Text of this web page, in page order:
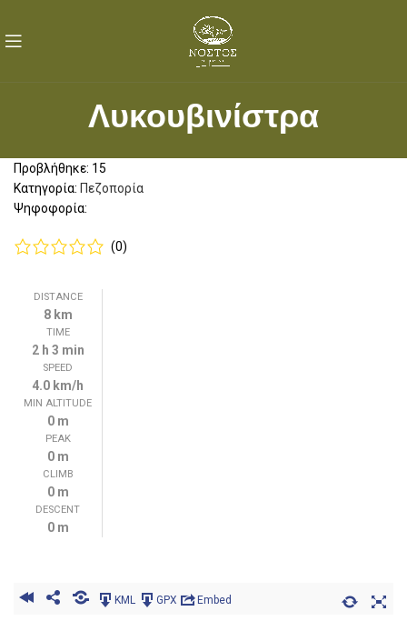
Λυκουβινίστρα
Προβλήθηκε: 15
Κατηγορία: Πεζοπορία
Ψηφοφορία:
(0)
DISTANCE
8 km
TIME
2 h 3 min
SPEED
4.0 km/h
MIN ALTITUDE
0 m
PEAK
0 m
CLIMB
0 m
DESCENT
0 m
KML GPX Embed